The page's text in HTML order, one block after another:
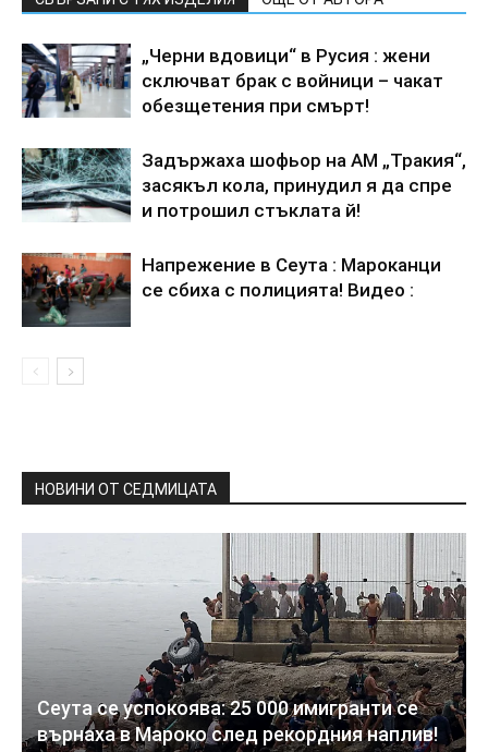
„Черни вдовици“ в Русия : жени
сключват брак с войници – чакат
обезщетения при смърт!
Задържаха шофьор на АМ „Тракия“,
засякъл кола, принудил я да спре
и потрошил стъклата й!
Напрежение в Сеута : Мароканци
се сбиха с полицията! Видео :
НОВИНИ ОТ СЕДМИЦАТА
Сеута се успокоява: 25 000 имигранти се
върнаха в Мароко след рекордния наплив!